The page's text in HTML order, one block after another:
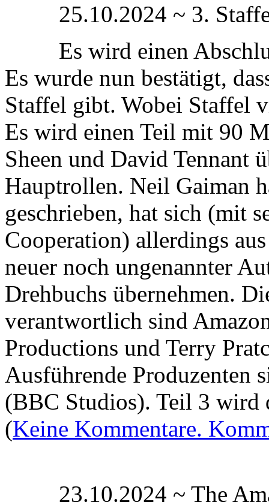
25.10.2024 ~ 3.
Es wird einen
Es wurde nun bestätigt,
Staffel gibt. Wobei Staffel
Es wird einen Teil mit 90
Sheen und David Tennant
Hauptrollen. Neil Gaiman
geschrieben, hat sich (mit
Cooperation) allerdings
neuer noch ungenannter
Drehbuchs übernehmen.
verantwortlich sind
Productions und Terry
Ausführende Produzenten
(BBC Studios). Teil 3 wird
(Keine Kommentare.
23.10.2024 ~ The